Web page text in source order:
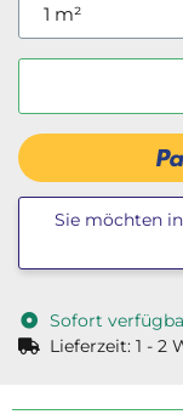
1 m²
Sie möchten
Sofort
Lieferzeit: 1 - 2